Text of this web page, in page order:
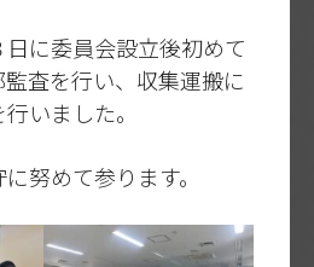
に委員会設立後初めて
査を行い、収集運搬に
いました。
努めて参ります。